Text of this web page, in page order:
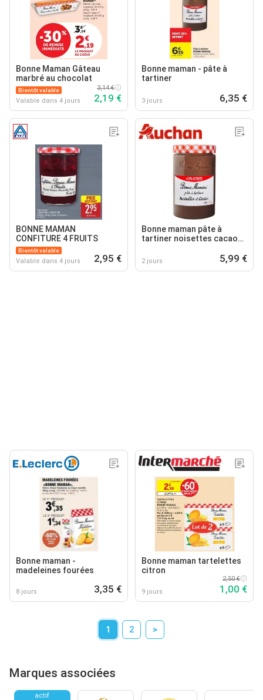
Bonne Maman Gâteau
marbré au chocolat
Bientôt valable
Valable dans 4 jours
3,14 €
2,19 €
Bonne maman - pâte à
tartiner
3 jours 6,35 €
BONNE MAMAN
CONFITURE 4 FRUITS
Bientôt valable
Valable dans 4 jours 2,95 €
Bonne maman pâte à
tartiner noisettes cacao
2 jours 5,99 €
Bonne maman -
madeleines fourées
8 jours 3,35 €
Bonne maman tartelettes
citron
9 jours
2,50 €
1,00 €
1 2 >
Marques associées
actif